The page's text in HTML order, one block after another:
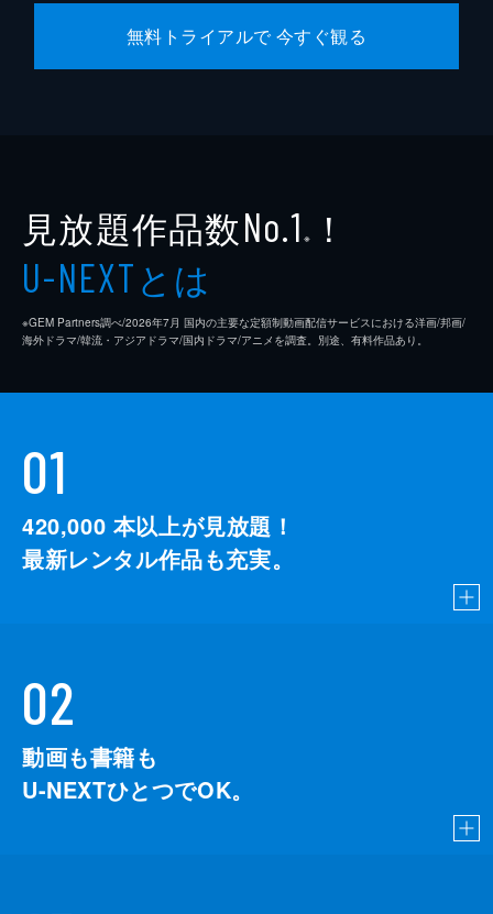
無料トライアルで 今すぐ観る
見放題作品数No.1 ※ ！
U-NEXTとは
※GEM Partners調べ/2026年7⽉ 国内の主要な定額制動画配信サービスにおける洋画/邦画/
海外ドラマ/韓流・アジアドラマ/国内ドラマ/アニメを調査。別途、有料作品あり。
01
420,000 本以上が見放題！
最新レンタル作品も充実。
02
動画も書籍も
U-NEXTひとつでOK。